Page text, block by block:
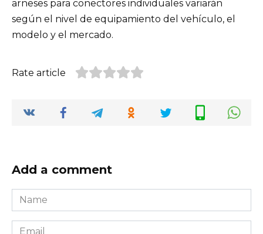
arneses para conectores individuales variarán
según el nivel de equipamiento del vehículo, el
modelo y el mercado.
Rate article
Add a comment
Name
*
Email